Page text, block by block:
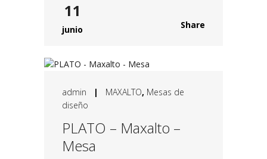
11
junio Share
admin | MAXALTO, Mesas de
diseño
PLATO – Maxalto –
Mesa